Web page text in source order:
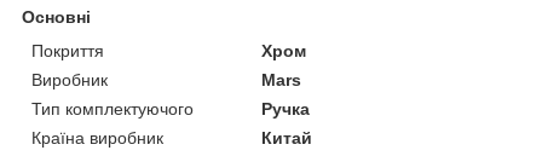
Основні
Покриття
Хром
Виробник
Mars
Тип комплектуючого
Ручка
Країна виробник
Китай